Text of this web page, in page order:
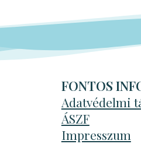
FONTOS
Adatvédelmi
ÁSZF
Impresszum